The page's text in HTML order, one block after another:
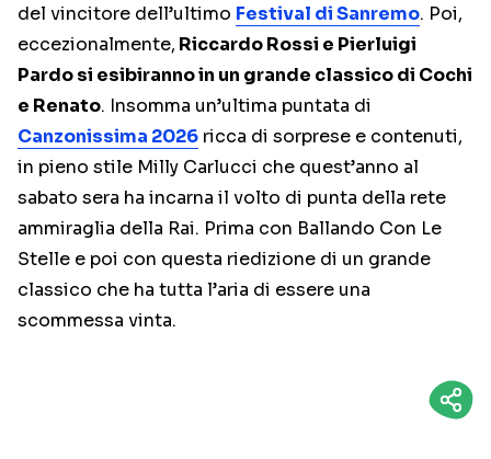
del vincitore dell’ultimo Festival di Sanremo. Poi,
eccezionalmente, Riccardo Rossi e Pierluigi
Pardo si esibiranno in un grande classico di Cochi
e Renato. Insomma un’ultima puntata di
Canzonissima 2026 ricca di sorprese e contenuti,
in pieno stile Milly Carlucci che quest’anno al
sabato sera ha incarna il volto di punta della rete
ammiraglia della Rai. Prima con Ballando Con Le
Stelle e poi con questa riedizione di un grande
classico che ha tutta l’aria di essere una
scommessa vinta.